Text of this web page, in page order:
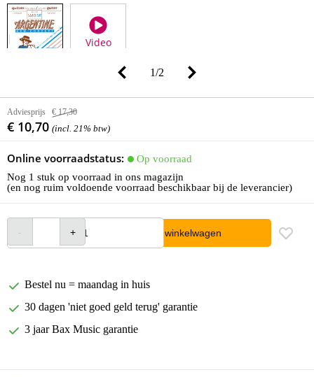
Video
1/2
Adviesprijs € 17,30
€ 10,70 (incl. 21% btw)
Online voorraadstatus:
Op voorraad
Nog 1 stuk op voorraad in ons magazijn
(en nog ruim voldoende voorraad beschikbaar bij de leverancier)
In winkelwagen
Bestel nu = maandag in huis
30 dagen 'niet goed geld terug' garantie
3 jaar Bax Music garantie